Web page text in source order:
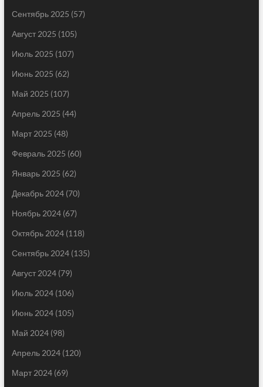
Сентябрь 2025 (57)
Август 2025 (105)
Июль 2025 (107)
Июнь 2025 (62)
Май 2025 (107)
Апрель 2025 (44)
Март 2025 (48)
Февраль 2025 (60)
Январь 2025 (62)
Декабрь 2024(70)
Ноябрь 2024(67)
Октябрь 2024(118)
Сентябрь 2024(135)
Август 2024(79)
Июль 2024(106)
Июнь 2024(105)
Май 2024(98)
Апрель 2024(120)
Март 2024(69)